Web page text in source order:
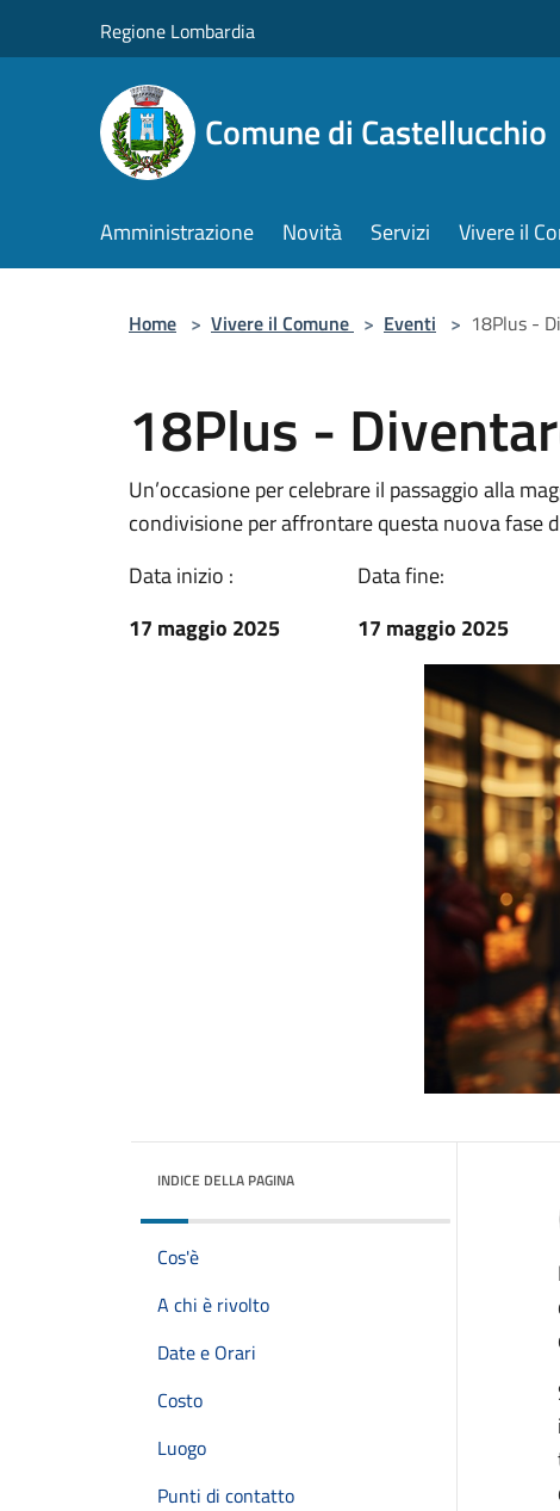
Regione Lombardia
Comune di Castellucchio
Amministrazione Novità Servizi Vivere il
Home > Vivere il Comune > Eventi > 18Plus -
18Plus -
Un’occasione per celebrare il passaggio alla
condivisione per affrontare questa nuova fase
Data inizio :
17 maggio 2025
Data fine:
17 maggio 2025
INDICE DELLA PAGINA
Cos'è
A chi è rivolto
Date e Orari
Costo
Luogo
Punti di contatto